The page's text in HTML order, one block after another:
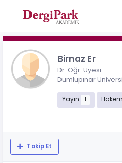
Birnaz Er
Dr. Öğr. Üyesi
Dumlupınar
Yayın 1
Takip Et